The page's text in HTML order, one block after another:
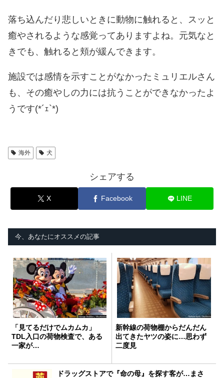
落ち込んだり悲しいときに動物に触れると、スッと
癒やされるような感覚ってありますよね。元気なと
きでも、触れると頬が緩んできます。
施設では感情を示すことがなかったミュリエルさん
も、その癒やしの力には抗うことができなかったよ
うです(*´ｪ`*)
海外 犬
シェアする
X Facebook LINE
今、あなたにオススメの記事
「見てるだけでムカムカ」
TDL入口の荷物検査で、ある
一家が…
新幹線の荷物棚からだんだん
出てきたヤツの姿に…思わず
二度見
ドラッグストアで『命の母』を探す客が…まさ